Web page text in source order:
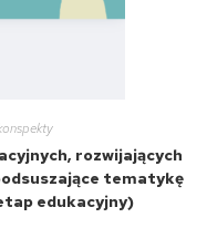
rozwijających
tematykę
edukacyjny)